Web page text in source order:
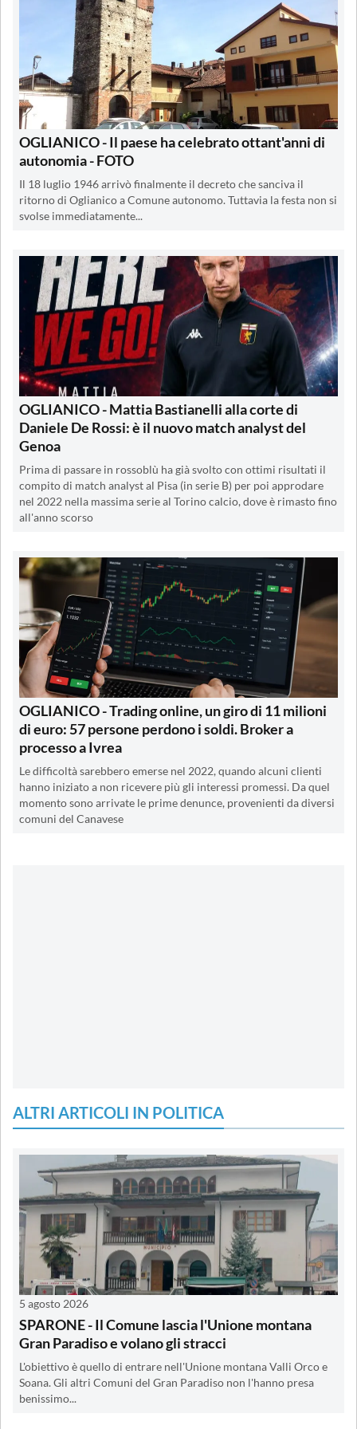
OGLIANICO - Il paese ha celebrato ottant'anni di
autonomia - FOTO
Il 18 luglio 1946 arrivò finalmente il decreto che sanciva il
ritorno di Oglianico a Comune autonomo. Tuttavia la festa non si
svolse immediatamente...
OGLIANICO - Mattia Bastianelli alla corte di
Daniele De Rossi: è il nuovo match analyst del
Genoa
Prima di passare in rossoblù ha già svolto con ottimi risultati il
compito di match analyst al Pisa (in serie B) per poi approdare
nel 2022 nella massima serie al Torino calcio, dove è rimasto fino
all'anno scorso
OGLIANICO - Trading online, un giro di 11 milioni
di euro: 57 persone perdono i soldi. Broker a
processo a Ivrea
Le difficoltà sarebbero emerse nel 2022, quando alcuni clienti
hanno iniziato a non ricevere più gli interessi promessi. Da quel
momento sono arrivate le prime denunce, provenienti da diversi
comuni del Canavese
ALTRI ARTICOLI IN POLITICA
5 agosto 2026
SPARONE - Il Comune lascia l'Unione montana
Gran Paradiso e volano gli stracci
L'obiettivo è quello di entrare nell'Unione montana Valli Orco e
Soana. Gli altri Comuni del Gran Paradiso non l'hanno presa
benissimo...